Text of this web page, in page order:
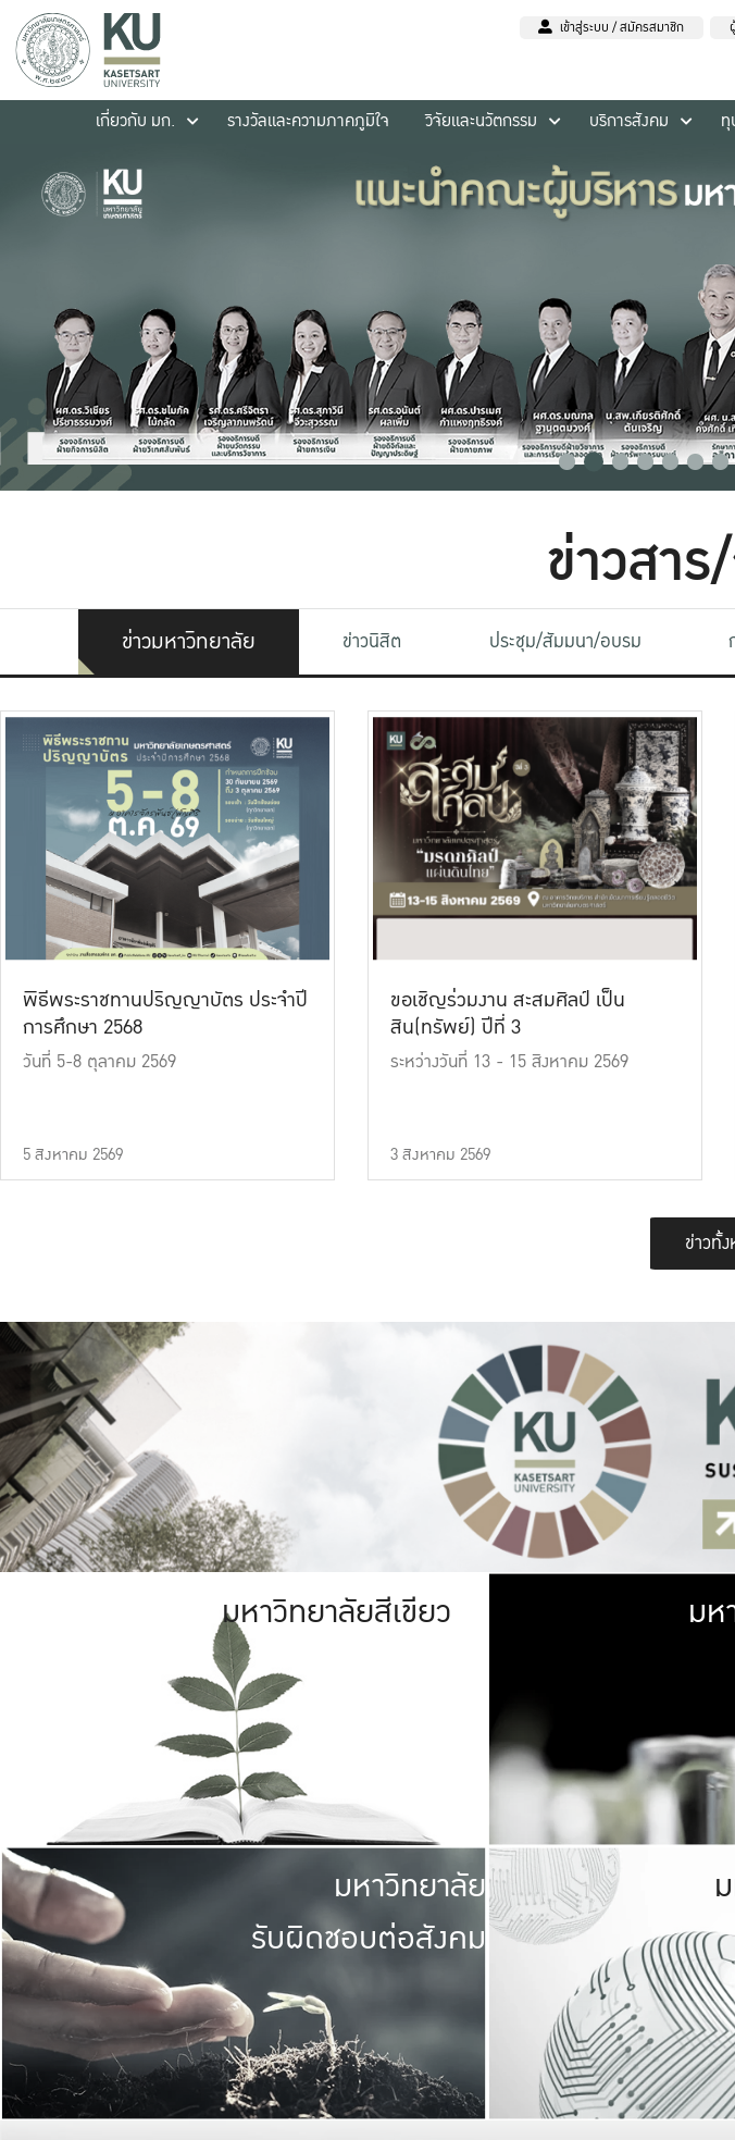
เข้าสู่ระบบ / สมัครสมาชิก
เกี่ยวกับ มก.
รางวัลและความภาคภูมิใจ วิจัยและนวัตกรรม บริการสังคม
ข่าวสา
ข่าวมหาวิทยาลัย ข่าวนิสิต ประชุม/สัมมนา/อบรม
พิธีพระราชทานปริญญาบัตร ประจำปี
การศึกษา 2568
วันที่ 5-8 ตุลาคม 2569
5 สิงหาคม 2569
ขอเชิญร่วมงาน สะสมศิลป์ เป็น
สิน(ทรัพย์) ปีที่ 3
ระหว่างวันที่ 13 - 15 สิงหาคม 2569
3 สิงหาคม 2569
ข่าวทั้
มหาวิทยาลัยสีเขียว มห
มหาวิทยาลัย
รับผิดชอบต่อสังคม